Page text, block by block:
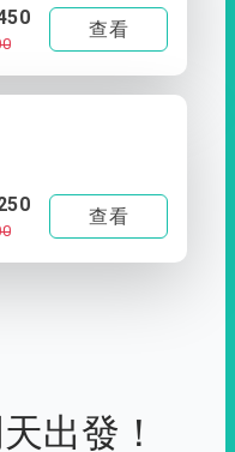
查看
查看
出發！